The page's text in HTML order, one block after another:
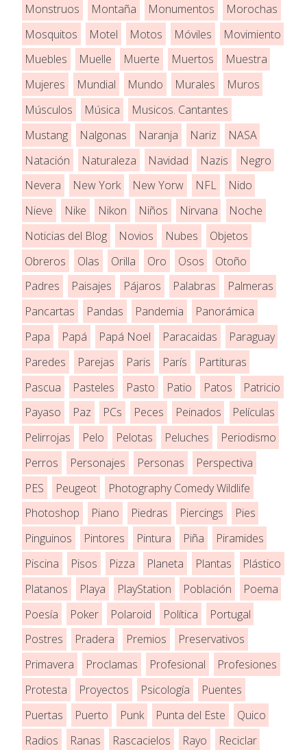
Monstruos Montaña Monumentos
Morochas
Mosquitos
Motel Motos Móviles
Movimiento
Muebles
Muelle Muerte Muertos
Muestra
Mujeres
Mundial Mundo Murales
Muros
Músculos
Música
Musicos. Cantantes
Mustang
Nalgonas Naranja Nariz
NASA
Natación
Naturaleza Navidad Nazis
Negro
Nevera
New York New Yorw NFL
Nido
Nieve
Nike Nikon Niños Nirvana
Noche
Noticias del Blog
Novios Nubes
Objetos
Obreros
Olas Orilla Oro Osos
Otoño
Padres
Paisajes Pájaros Palabras
Palmeras
Pancartas
Pandas Pandemia
Panorámica
Papa
Papá Papá Noel Paracaidas
Paraguay
Paredes
Parejas Paris París
Partituras
Pascua
Pasteles Pasto Patio Patos
Patricio
Payaso
Paz PCs Peces Peinados
Películas
Pelirrojas
Pelo Pelotas Peluches
Periodismo
Perros
Personajes Personas
Perspectiva
PES
Peugeot
Photography Comedy Wildlife
Photoshop
Piano Piedras Piercings
Pies
Pinguinos
Pintores Pintura Piña
Piramides
Piscina
Pisos Pizza Planeta Plantas
Plástico
Platanos
Playa PlayStation Población
Poema
Poesía
Poker Polaroid Política
Portugal
Postres
Pradera Premios
Preservativos
Primavera
Proclamas Profesional
Profesiones
Protesta
Proyectos Psicología
Puentes
Puertas
Puerto Punk Punta del Este
Quico
Radios
Ranas Rascacielos Rayo
Reciclar